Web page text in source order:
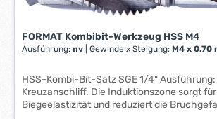
t
g
e
*
e
i
:
1
FORMAT Kombibit-Werkzeug HSS M4
Ausführung:nv Gewinde x Steigung:M4 x 0,70
HSS-Kombi-Bit-Satz SGE 1/4" Ausführung: Mit
Kreuzanschliff. Die Induktionszone sorgt
Biegeelastizität und reduziert die